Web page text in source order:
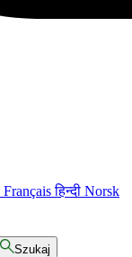
Françaisहिन्दी Norsk
Szukaj